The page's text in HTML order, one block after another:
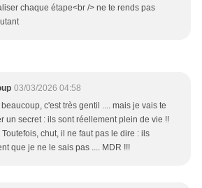
chaque étape<br /> ne te rends pas
03/03/2026 04:58
beaucoup, c'est très gentil .... mais je vais te
un secret : ils sont réellement plein de vie !!
Toutefois, chut, il ne faut pas le dire : ils
que je ne le sais pas .... MDR !!!